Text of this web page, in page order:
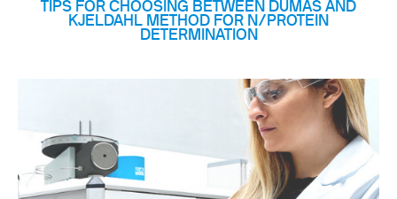
TIPS FOR CHOOSING BETWEEN DUMAS AND
KJELDAHL METHOD FOR N/PROTEIN
DETERMINATION